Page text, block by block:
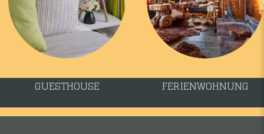
GUESTHOUSE FERIENWOHNUNG